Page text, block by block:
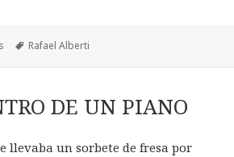
Etiquetas
Rafael Alberti
DE UN PIANO
llevaba un sorbete de fresa por